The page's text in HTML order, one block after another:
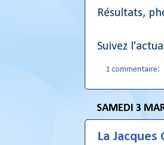
Résultats,
Suivez
1 commentaire:
SAMEDI 3
La Jacques